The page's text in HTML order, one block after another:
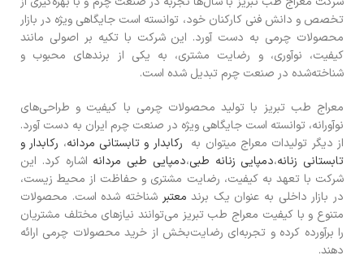
تخصص و دانش فنی کارکنان خود، توانسته است جایگاهی ویژه در بازار
محصولات چرمی به دست آورد. این شرکت با تکیه بر اصولی مانند
کیفیت، نوآوری، و رضایت مشتری، به یکی از برندهای محبوب و
شناخته‌شده در صنعت چرم تبدیل شده است.
معراج طب تبریز با تولید محصولات چرمی با کیفیت و طراحی‌های
نوآورانه، توانسته است جایگاهی ویژه در صنعت چرم ایران به دست آورد.
از دیگر تولیدات معراج میتوان به رکابدار و تابستانی مردانه، رکابدار و
تابستانی زنانه،دمپایی زنانه طبی،دمپایی طبی مردانه اشاره کرد. این
شرکت با تعهد به کیفیت، رضایت مشتری و حفاظت از محیط زیست،
در بازار داخلی به عنوان یک برند معتبر شناخته شده است. محصولات
متنوع و با کیفیت معراج طب تبریز می‌توانند نیازهای مختلف مشتریان
را برآورده کرده و تجربه‌ای رضایت‌بخش از خرید محصولات چرمی ارائه
دهند.